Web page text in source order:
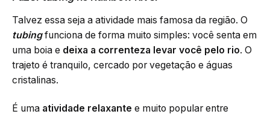
Talvez essa seja a atividade mais famosa da região. O
tubingfunciona de forma muito simples: você senta em
uma boia e deixa a correnteza levar você pelo rio. O
trajeto é tranquilo, cercado por vegetação e águas
cristalinas.
É uma atividade relaxante e muito popular entre